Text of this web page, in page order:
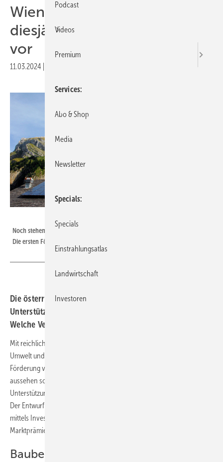
Wien legt Entwurf für
diesjährige Solarförderung
vor
11.03.2024
Noch stehen die österreichischen Förderregeln für dieses Jahr nicht fest.
Die ersten Fördertermine sind aber schon bekannt.
Die österreichische Regierung hat Vorschläge für die
Unterstützung von Photovoltaikanlagen vorgelegt.
Welche Verbesserungen liegen auf dem Tisch?
Mit reichlich Verzögerung hat das Bundesministerium für Klimaschutz,
Umwelt und Energie endlich einen Entwurf vorgelegt, wie die
Förderung von Photovoltaikanlagen in Österreich in diesem Jahr
aussehen soll. Damit wird nun für die Branche klarer, mit welcher
Unterstützung die Investoren in Solaranlagen 2924 rechnen können.
Der Entwurf enthält sowohl Termine und Höhen von Förderungen
mittels Investitionszuschuss als auch die Ausschreibungstermien für
Marktprämien für große Solaranlagen.
Baubeginn auch vor Förderantrag
Podcast
Videos
Premium
Services
Abo & Shop
Media
Newsletter
Specials
Specials
Einstrahlungsatlas
Landwirtschaft
Investoren